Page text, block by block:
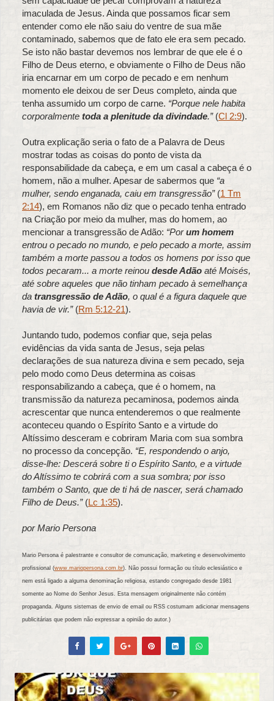
imaculada de Jesus. Ainda que possamos ficar sem
entender como ele não saiu do ventre de sua mãe
contaminado, sabemos que de fato ele era sem pecado.
Se isto não bastar devemos nos lembrar de que ele é o
Filho de Deus eterno, e obviamente o Filho de Deus não
iria encarnar em um corpo de pecado e em nenhum
momento ele deixou de ser Deus completo, ainda que
tenha assumido um corpo de carne. “Porque nele habita
corporalmente toda a plenitude da divindade.”(Cl 2:9).
Outra explicação seria o fato de a Palavra de Deus
mostrar todas as coisas do ponto de vista da
responsabilidade da cabeça, e em um casal a cabeça é o
homem, não a mulher. Apesar de sabermos que “a
mulher, sendo enganada, caiu em transgressão”(1 Tm
2:14), em Romanos não diz que o pecado tenha entrado
na Criação por meio da mulher, mas do homem, ao
mencionar a transgressão de Adão: “Porum homem
entrou o pecado no mundo, e pelo pecado a morte, assim
também a morte passou a todos os homens por isso que
todos pecaram... a morte reinou desde Adão até Moisés,
até sobre aqueles que não tinham pecado à semelhança
da transgressão de Adão, o qual é a figura daquele que
havia de vir.”(Rm 5:12-21).
Juntando tudo, podemos confiar que, seja pelas
evidências da vida santa de Jesus, seja pelas
declarações de sua natureza divina e sem pecado, seja
pelo modo como Deus determina as coisas
responsabilizando a cabeça, que é o homem, na
transmissão da natureza pecaminosa, podemos ainda
acrescentar que nunca entenderemos o que realmente
aconteceu quando o Espírito Santo e a virtude do
Altíssimo desceram e cobriram Maria com sua sombra
no processo da concepção. “E, respondendo o anjo,
disse-lhe: Descerá sobre ti o Espírito Santo, e a virtude
do Altíssimo te cobrirá com a sua sombra; por isso
também o Santo, que de ti há de nascer, será chamado
Filho de Deus.”(Lc 1:35).
por Mario Persona
Mario Persona é palestrante e consultor de comunicação, marketing e desenvolvimento
profissional (www.mariopersona.com.br). Não possui formação ou título eclesiástico e
nem está ligado a alguma denominação religiosa, estando congregado desde 1981
somente ao Nome do Senhor Jesus. Esta mensagem originalmente não contém
propaganda. Alguns sistemas de envio de email ou RSS costumam adicionar mensagens
publicitárias que podem não expressar a opinião do autor.)